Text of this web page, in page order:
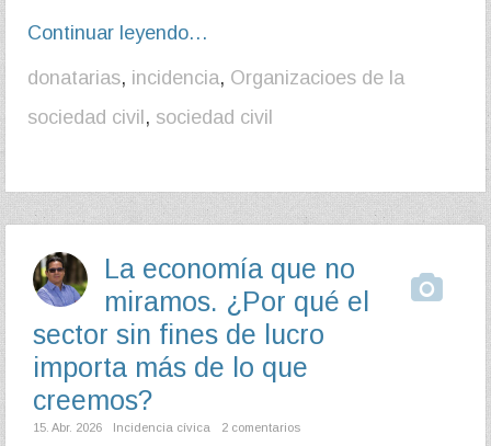
Continuar leyendo…
donatarias, incidencia, Organizacioes de la
sociedad civil, sociedad civil
La economía que no
miramos. ¿Por qué el
sector sin fines de lucro
importa más de lo que
creemos?
15. Abr. 2026 Incidencia cívica 2 comentarios